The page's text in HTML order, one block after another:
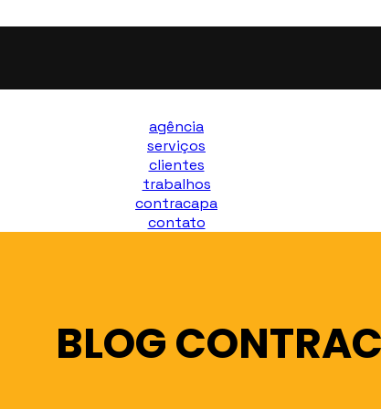
agência
serviços
clientes
trabalhos
contracapa
contato
BLOG